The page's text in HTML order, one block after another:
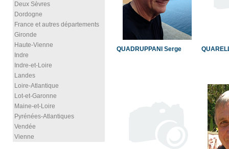
Deux Sèvres
Dordogne
France et autres départements
Gironde
Haute-Vienne
Indre
Indre-et-Loire
Landes
Loire-Atlantique
Lot-et-Garonne
Maine-et-Loire
Pyrénées-Atlantiques
Vendée
Vienne
QUADRUPPANI Serge